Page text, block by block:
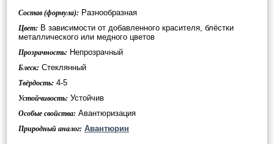
Состав (формула): Разнообразная
Цвет: В зависимости от добавленного красителя, блёстки
металлического или медного цветов
Прозрачность: Непрозрачный
Блеск: Стеклянный
Твёрдость: 4-5
Устойчивость: Устойчив
Особые свойства: Авантюризация
Природный аналог: Авантюрин